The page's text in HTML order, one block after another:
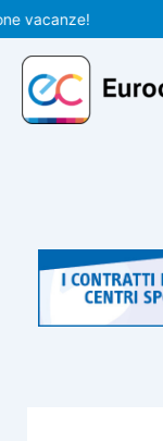
Vai
al
contenuto